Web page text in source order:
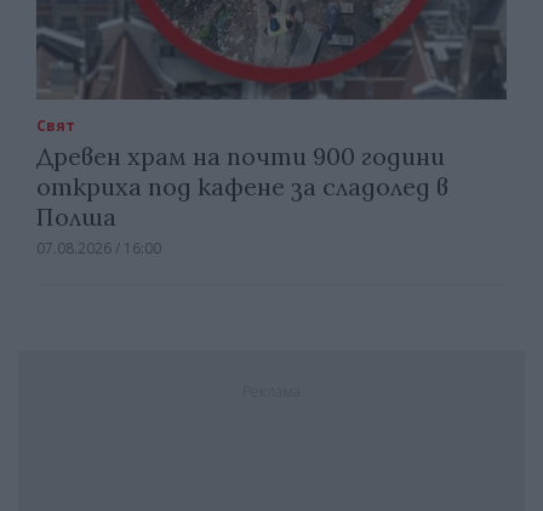
Свят
Древен храм на почти 900 години
откриха под кафене за сладолед в
Полша
07.08.2026 / 16:00